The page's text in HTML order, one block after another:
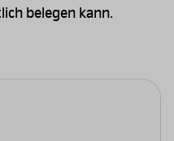
belegen kann.